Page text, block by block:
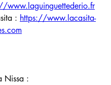
www.laguinguettederio.fr
: https://www.lacasita-
Nissa :